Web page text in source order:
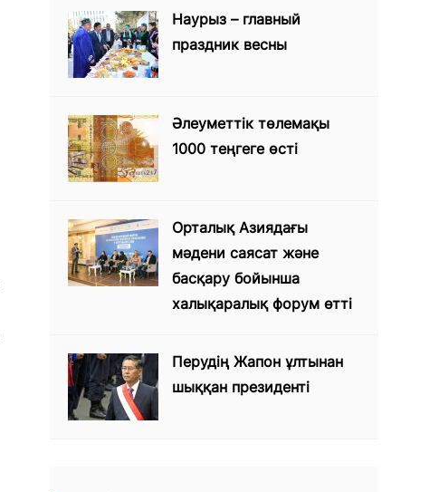
Наурыз – главный
праздник весны
Әлеуметтік төлемақы
1000 теңгеге өсті
Орталық Азиядағы
мәдени саясат және
басқару бойынша
халықаралық форум өтті
Перудің Жапон ұлтынан
шыққан президенті